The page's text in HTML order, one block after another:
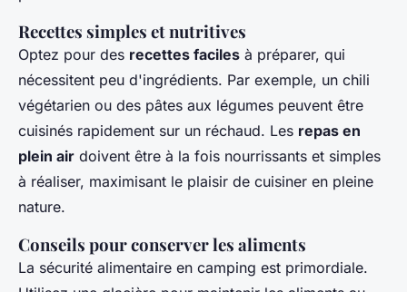
Recettes simples et nutritives
Optez pour des recettes faciles à préparer, qui
nécessitent peu d'ingrédients. Par exemple, un chili
végétarien ou des pâtes aux légumes peuvent être
cuisinés rapidement sur un réchaud. Les repas en
plein air doivent être à la fois nourrissants et simples
à réaliser, maximisant le plaisir de cuisiner en pleine
nature.
Conseils pour conserver les aliments
La sécurité alimentaire en camping est primordiale.